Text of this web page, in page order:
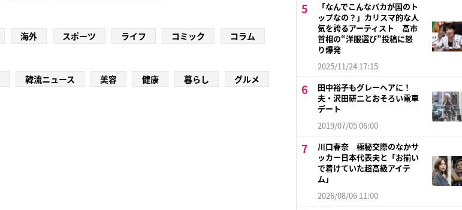
海外 スポーツ ライフ コミック
コラム
韓流ニュース 美容 健康 暮らし グルメ
「なんでこんなバカが国のト
ップなの？」カリスマ的な人
気を誇るアーティスト 高市
首相の“洋服選び”投稿に怒
り爆発
2025/11/24 17:15
田中裕子もグレーヘアに！
夫・沢田研二とおそろい電車
デート
2019/07/05 06:00
川口春奈 極秘交際のなかサ
ッカー日本代表夫と「お揃い
で着けていた超高級アイテ
ム」
2026/08/06 11:00